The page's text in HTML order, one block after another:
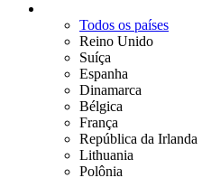
Todos os países
Reino Unido
Suíça
Espanha
Dinamarca
Bélgica
França
República da Irlanda
Lithuania
Polônia